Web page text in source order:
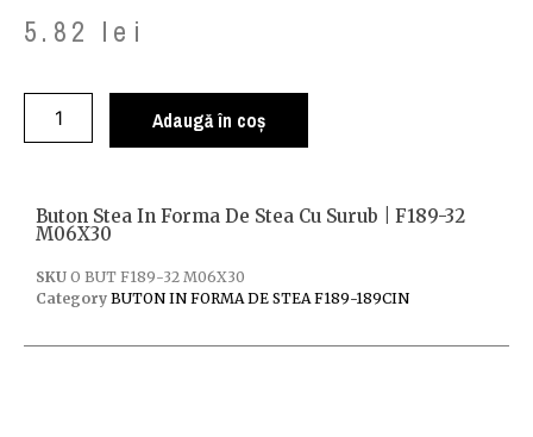
5.82 lei
Adaugă în coș
Buton Stea In Forma De Stea Cu Surub | F189-32
M06X30
SKU O BUT F189-32 M06X30
Category BUTON IN FORMA DE STEA F189-189CIN